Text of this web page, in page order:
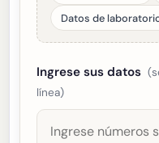
Datos de
Ingrese sus datos
línea)